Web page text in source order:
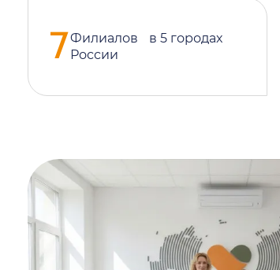
7Филиалов в 5 городах
России